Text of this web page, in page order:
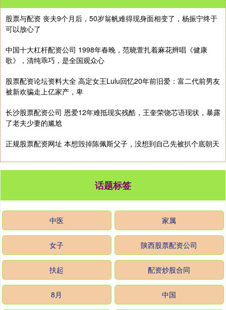
股票与配资 丧夫9个月后，50岁翁帆难得现身面相变了，杨振宁终于
可以放心了
中国十大杠杆配资公司 1998年春晚，范晓萱扎着麻花辫唱《健康
歌》，清纯乖巧，是全国观众心
股票配资论坛资料大全 高定女王Lulu回忆20年前旧爱：富二代前男友
被新欢骗走上亿家产，卑
长沙股票配资公司 恩爱12年难抵现实残酷，王奎荣饶芯语现状，暴露
了老夫少妻的尴尬
正规股票配资网址 本想毁掉陈佩斯父子，没想到自己先被扒个底朝天
话题标签
中医 家属
女子 陕西股票配资公司
扶起 配资炒股合同
8月 中国